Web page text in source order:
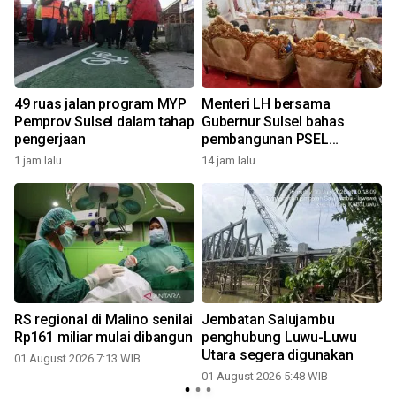
49 ruas jalan program MYP
Pemprov Sulsel dalam tahap
pengerjaan
1 jam lalu
Menteri LH bersama
Gubernur Sulsel bahas
pembangunan PSEL
Mamminasata
14 jam lalu
RS regional di Malino senilai
Rp161 miliar mulai dibangun
01 August 2026 7:13 WIB
Jembatan Salujambu
penghubung Luwu-Luwu
Utara segera digunakan
01 August 2026 5:48 WIB